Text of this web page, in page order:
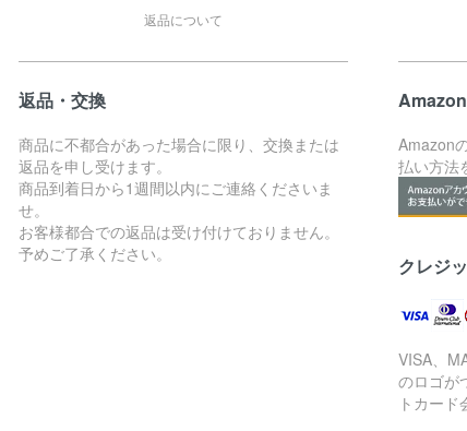
返品について
返品・交換
商品に不都合があった場合に限り、交換または
返品を申し受けます。
商品到着日から1週間以内にご連絡くださいま
せ。
お客様都合での返品は受け付けておりません。
予めご了承ください。
Amazon
払い方法
クレジ
VISA、
のロゴが
トカード